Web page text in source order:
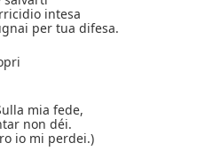
intesa
per tua difesa.
mia fede,
non déi.
io mi perdei.)